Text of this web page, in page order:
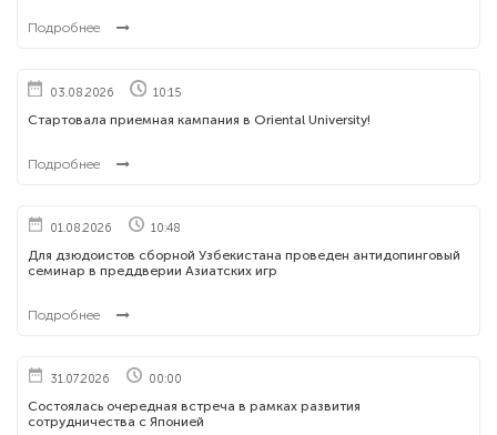
Подробнее
03.08.2026 10:15
Стартовала приемная кампания в Oriental University!
Подробнее
01.08.2026 10:48
Для дзюдоистов сборной Узбекистана проведен антидопинговый
семинар в преддверии Азиатских игр
Подробнее
31.07.2026 00:00
Состоялась очередная встреча в рамках развития
сотрудничества с Японией